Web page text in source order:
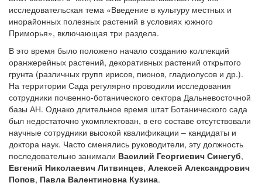
исследовательская тема «Введение в культуру местных и
инорайонных полезных растений в условиях южного
Приморья», включающая три раздела.
В это время было положено начало созданию коллекций
оранжерейных растений, декоративных растений открытого
грунта (различных групп ирисов, пионов, гладиолусов и др.).
На территории Сада регулярно проводили исследования
сотрудники почвенно-ботанического сектора Дальневосточной
базы АН. Однако длительное время штат Ботанического сада
был недостаточно укомплектован, в его составе отсутствовали
научные сотрудники высокой квалификации – кандидаты и
доктора наук. Часто сменялись руководители, эту должность
последовательно занимали Василий Георгиевич Синегуб,
Евгений Николаевич Литвинцев, Алексей Александрович
Попов, Павла Валентиновна Кузина.